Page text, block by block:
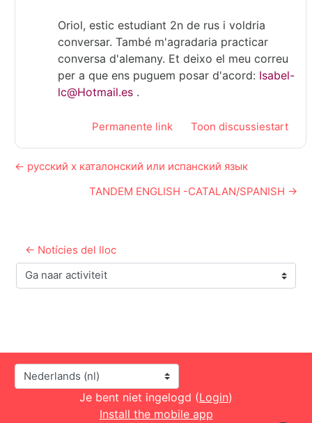
Oriol, estic estudiant 2n de rus i voldria
conversar. També m'agradaria practicar
conversa d'alemany. Et deixo el meu correu
per a que ens puguem posar d'acord: Isabel-
lc@Hotmail.es.
Permanente link Toon discussiestart
← русский x каталонский или испанский язык
TANDEM ENGLISH -CATALAN/SPANISH →
← Notícies del lloc
Ga naar activiteit
Taal
Je bent niet ingelogd (Login)
Install the mobile app